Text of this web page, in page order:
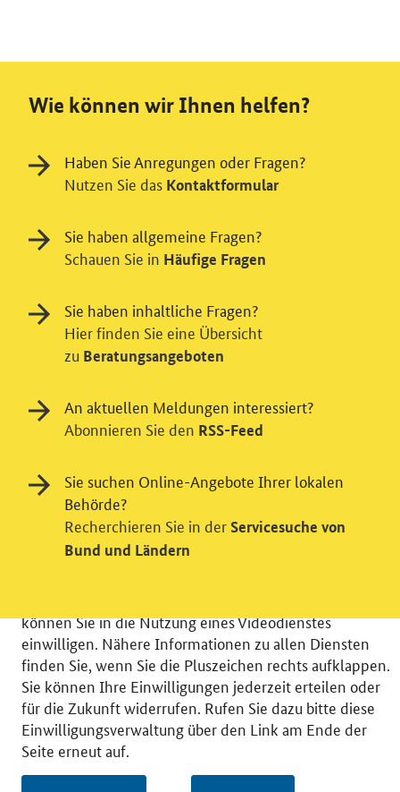
© 2026 Bundesministerium für Wirtschaft und Energie
RSS
Benutzerhinweise
Inhaltsverzeichnis
Impressum
Barrierefreiheit
Einwilligungsverwaltung
Videodienst
Wir bitten Sie an dieser Stelle um Ihre Einwilligung für
verschiedene Zusatzdienste unserer Webseite: Wir
möchten die Nutzeraktivität mit Hilfe
können Sie in die Nutzung eines Videodienstes
einwilligen. Nähere Informationen zu allen Diensten
finden Sie, wenn Sie die Pluszeichen rechts aufklappen.
Sie können Ihre Einwilligungen jederzeit erteilen oder
für die Zukunft widerrufen. Rufen Sie dazu bitte diese
Einwilligungsverwaltung über den Link am Ende der
Seite erneut auf.
Wie können wir Ihnen helfen?
Haben Sie Anregungen oder Fragen?
Nutzen Sie das Kontaktformular
Sie haben allgemeine Fragen?
Schauen Sie in Häufige Fragen
Sie haben inhaltliche Fragen?
Hier finden Sie eine Übersicht
zu Beratungsangeboten
An aktuellen Meldungen interessiert?
Abonnieren Sie den RSS-Feed
Sie suchen Online-Angebote Ihrer lokalen
Behörde?
Recherchieren Sie in der Servicesuche von
Bund und Ländern